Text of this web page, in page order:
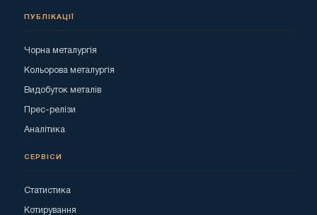
ПУБЛІКАЦІЇ
Чорна металургія
Кольорова металургія
Видобуток металів
Прес-релізи
Аналітика
СЕРВІСИ
Статистика
Котирування